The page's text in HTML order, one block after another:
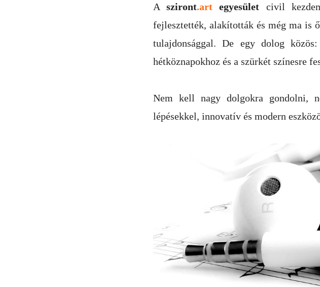
Asziront.art egyesület civil
fejlesztették, alakították és még ma is
tulajdonsággal. De egy dolog
hétköznapokhoz és a szürkét színesre
Nem kell nagy dolgokra gondolni,
lépésekkel, innovatív és modern